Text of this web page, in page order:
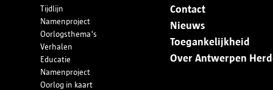
Tijdlijn
Namenproject
Oorlogsthema's
Verhalen
Educatie
Namenproject
Oorlog in kaart
Contact
Nieuws
Toegankelijkheid
Over Antwerpen